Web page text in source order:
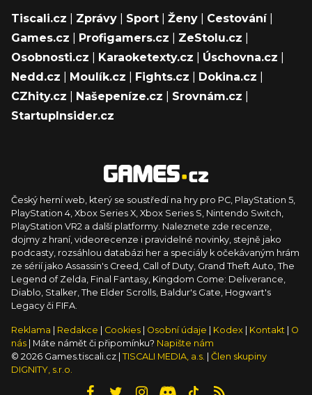
Tiscali.cz Zprávy Sport Ženy Cestování|
Games.cz
Profigamers.cz ZeStolu.cz
Osobnosti.cz
Karaoketexty.cz Úschovna.cz
Nedd.cz
Moulík.cz Fights.cz Dokina.cz
CZhity.cz
Našepeníze.cz Srovnám.cz
StartupInsider.cz
Český herní web, který se soustředí na hry pro PC, PlayStation 5,
PlayStation 4, Xbox Series X, Xbox Series S, Nintendo Switch,
PlayStation VR2 a další platformy. Naleznete zde recenze,
dojmy z hraní, videorecenze i pravidelné novinky, stejně jako
podcasty, rozsáhlou databázi her a speciály k očekávaným hrám
ze sérií jako Assassin's Creed, Call of Duty, Grand Theft Auto, The
Legend of Zelda, Final Fantasy, Kingdom Come: Deliverance,
Diablo, Stalker, The Elder Scrolls, Baldur's Gate, Hogwart's
Legacy či FIFA.
Reklama Redakce Cookies Osobní údaje Kodex Kontakt
O
nás
| Máte námět či připomínku? Napište nám
© 2026 Games.tiscali.cz | TISCALI MEDIA, a.s.
Člen skupiny
DIGNITY, s.r.o.